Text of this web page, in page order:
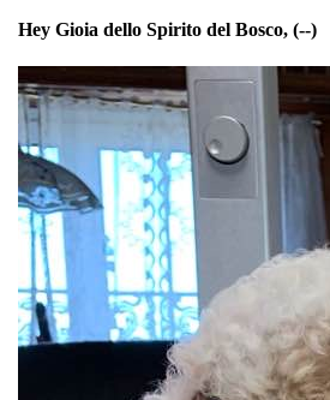
Hey Gioia dello Spirito del Bosco, (--)